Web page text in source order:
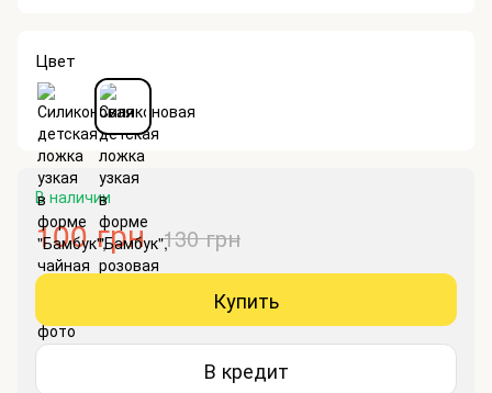
Цвет
В наличии
100 грн 130 грн
Купить
В кредит